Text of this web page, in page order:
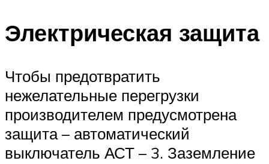
Электрическая защита
Чтобы предотвратить
нежелательные перегрузки
производителем предусмотрена
защита – автоматический
выключатель АСТ – 3. Заземление